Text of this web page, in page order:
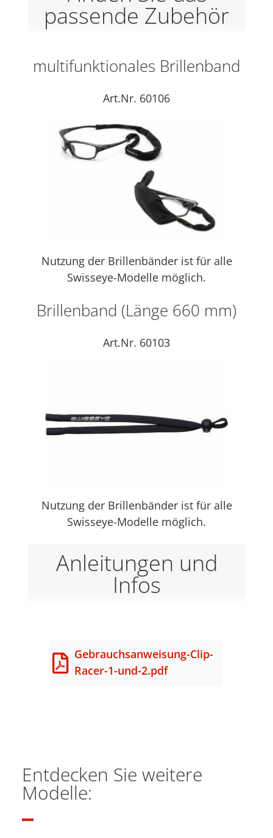
passende Zubehör
multifunktionales Brillenband
Art.Nr. 60106
Nutzung der Brillenbänder ist für alle
Swisseye-Modelle möglich.
Brillenband (Länge 660 mm)
Art.Nr. 60103
Nutzung der Brillenbänder ist für alle
Swisseye-Modelle möglich.
Anleitungen und
Infos
Gebrauchsanweisung-Clip-
Racer-1-und-2.pdf
Entdecken Sie weitere
Modelle: